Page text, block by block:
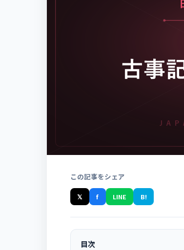
この記事をシェア
𝕏 f LINE B!
目次